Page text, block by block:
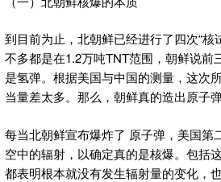
到目前为止，北朝鲜已经进行了四次“核
不多都是在1.2万吨TNT范围，朝鲜说前
是氢弹。根据美国与中国的测量，这次
当量差太多。那么，朝鲜真的造出原子
每当北朝鲜宣布爆炸了 原子弹，美国第
空中的辐射，以确定真的是核爆。包括
都表明根本就没有发生辐射量的变化，